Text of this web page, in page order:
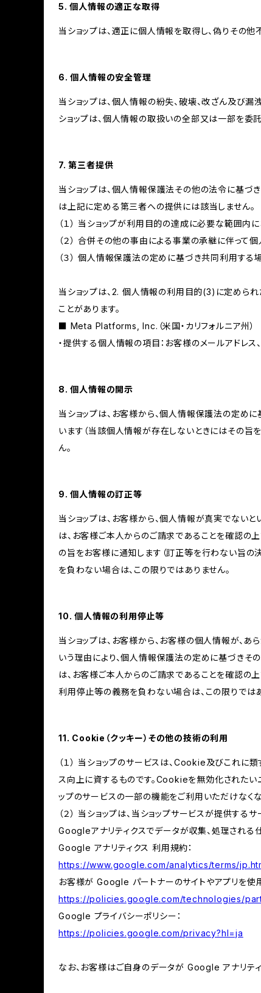
5. 個人情報の適正な取得
当ショップは、適正に個人情報を取得し、偽りその他
6. 個人情報の安全管理
当ショップは、個人情報の紛失、破壊、改ざん及び
ショップは、個人情報の取扱いの全部又は一部を委
7. 第三者提供
当ショップは、個人情報保護法その他の法令に基づ
は上記に定める第三者への提供には該当しません。
（１） 当ショップが利用目的の達成に必要な範囲
（２） 合併その他の事由による事業の承継に伴って
（３） 個人情報保護法の定めに基づき共同利用する
当ショップは、2. 個人情報の利用目的(3)に定めら
ことがあります。
■ Meta Platforms, Inc.（米国・カリフォルニア州）
・提供する個人情報の項目：お客様のメールアドレ
8. 個人情報の開示
当ショップは、お客様から、個人情報保護法の定め
います（当該個人情報が存在しないときにはその旨
ん。
9. 個人情報の訂正等
当ショップは、お客様から、個人情報が真実でない
は、お客様ご本人からのご請求であることを確認の
の旨をお客様に通知します（訂正等を行わない旨の
を負わない場合は、この限りではありません。
10. 個人情報の利用停止等
当ショップは、お客様から、お客様の個人情報が、
いう理由により、個人情報保護法の定めに基づきそ
は、お客様ご本人からのご請求であることを確認の
利用停止等の義務を負わない場合は、この限りではあ
11. Cookie（クッキー）その他の技術の利用
（１） 当ショップのサービスは、Cookie及びこれに
ス向上に資するものです。Cookieを無効化されたい
ップのサービスの一部の機能をご利用いただけなく
（２） 当ショップは、当ショップサービスが提供す
Googleアナリティクスでデータが収集、処理される
Google アナリティクス 利用規約：
https://www.google.com/analytics/terms/
お客様が Google パートナーのサイトやアプリを使
https://policies.google.com/technologies/
Google プライバシーポリシー：
https://policies.google.com/privacy?hl=ja
なお、お客様はご自身のデータが Google アナリテ